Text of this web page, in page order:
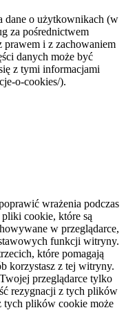
dane o użytkownikach (w
za pośrednictwem
prawem i z zachowaniem
danych może być
z tymi informacjami
o-cookies/).
wrażenia podczas
cookie, które są
w przeglądarce,
funkcji witryny.
które pomagają
korzystasz z tej witryny.
przeglądarce tylko
rezygnacji z tych plików
tych plików cookie może